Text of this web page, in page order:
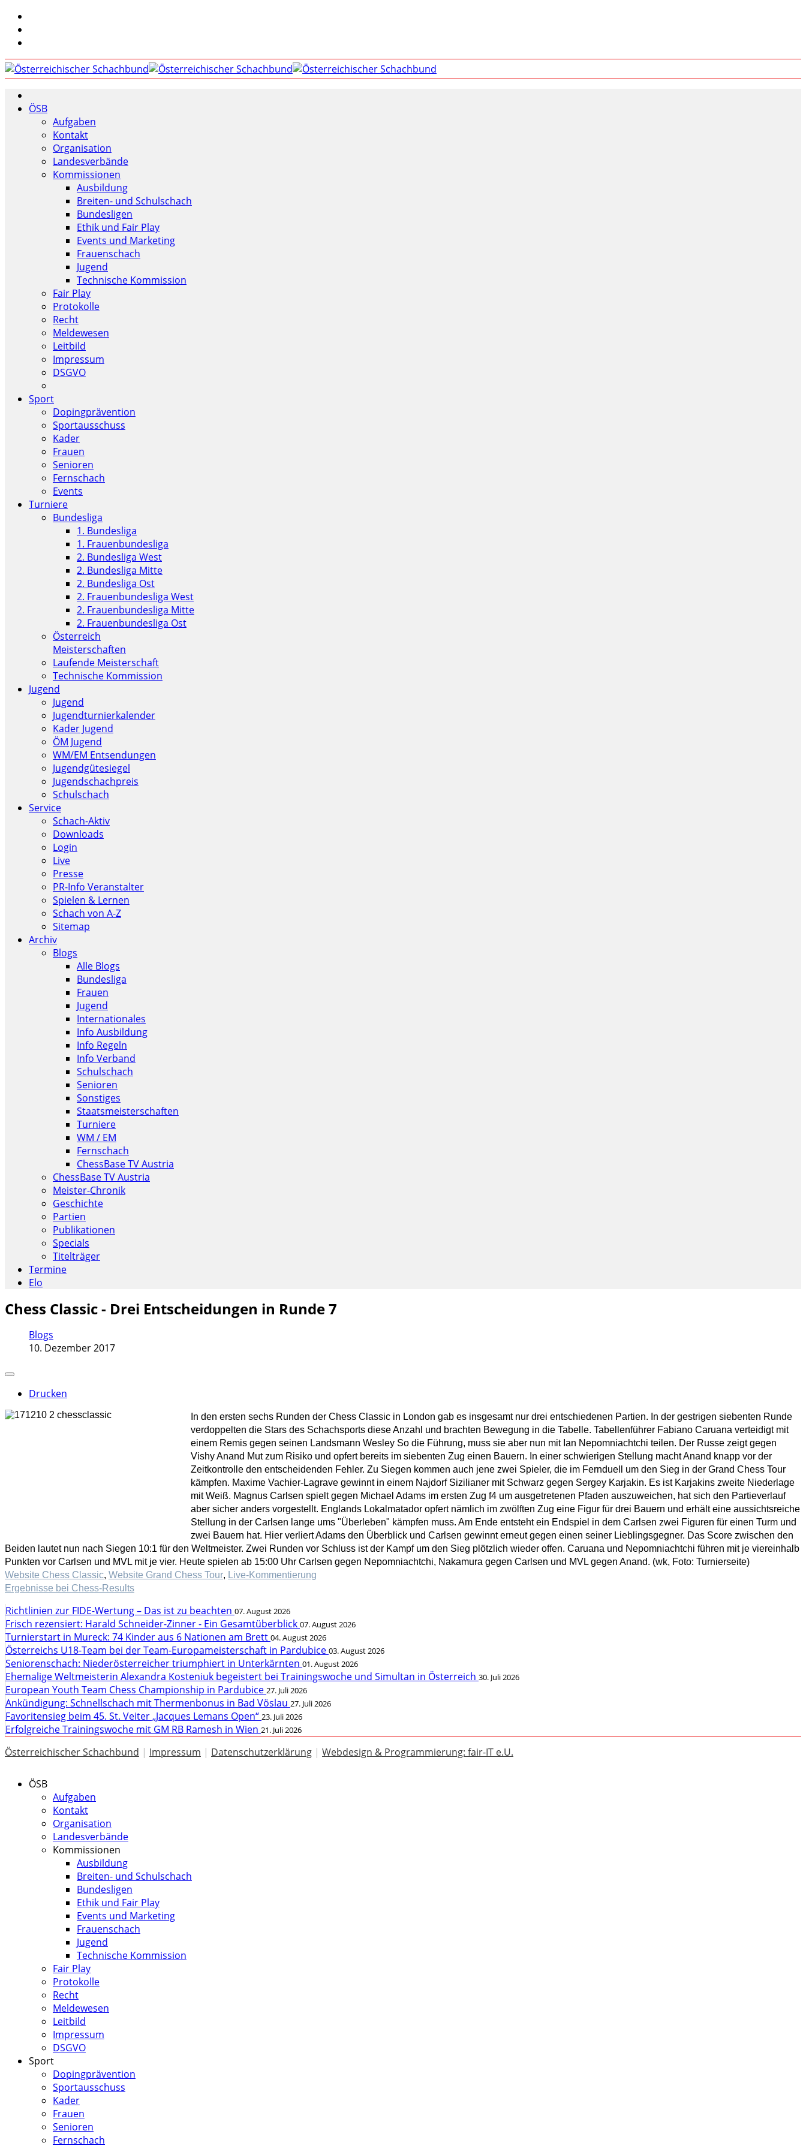
ÖSB
Aufgaben
Kontakt
Organisation
Landesverbände
Kommissionen
Ausbildung
Breiten- und Schulschach
Bundesligen
Ethik und Fair Play
Events und Marketing
Frauenschach
Jugend
Technische Kommission
Fair Play
Protokolle
Recht
Meldewesen
Leitbild
Impressum
DSGVO
Sport
Dopingprävention
Sportausschuss
Kader
Frauen
Senioren
Fernschach
Events
Turniere
Bundesliga
1. Bundesliga
1. Frauenbundesliga
2. Bundesliga West
2. Bundesliga Mitte
2. Bundesliga Ost
2. Frauenbundesliga West
2. Frauenbundesliga Mitte
2. Frauenbundesliga Ost
Österreich
Meisterschaften
Laufende Meisterschaft
Technische Kommission
Jugend
Jugend
Jugendturnierkalender
Kader Jugend
ÖM Jugend
WM/EM Entsendungen
Jugendgütesiegel
Jugendschachpreis
Schulschach
Service
Schach-Aktiv
Downloads
Login
Live
Presse
PR-Info Veranstalter
Spielen & Lernen
Schach von A-Z
Sitemap
Archiv
Blogs
Alle Blogs
Bundesliga
Frauen
Jugend
Internationales
Info Ausbildung
Info Regeln
Info Verband
Schulschach
Senioren
Sonstiges
Staatsmeisterschaften
Turniere
WM / EM
Fernschach
ChessBase TV Austria
ChessBase TV Austria
Meister-Chronik
Geschichte
Partien
Publikationen
Specials
Titelträger
Termine
Elo
Chess Classic - Drei Entscheidungen in Runde 7
Blogs
10. Dezember 2017
Drucken
In den ersten sechs Runden der Chess Classic in London gab es insgesamt nur drei entschiedenen Partien. In der gestrigen siebenten Runde
verdoppelten die Stars des Schachsports diese Anzahl und brachten Bewegung in die Tabelle. Tabellenführer Fabiano Caruana verteidigt mit
einem Remis gegen seinen Landsmann Wesley So die Führung, muss sie aber nun mit Ian Nepomniachtchi teilen. Der Russe zeigt gegen
Vishy Anand Mut zum Risiko und opfert bereits im siebenten Zug einen Bauern. In einer schwierigen Stellung macht Anand knapp vor der
Zeitkontrolle den entscheidenden Fehler. Zu Siegen kommen auch jene zwei Spieler, die im Fernduell um den Sieg in der Grand Chess Tour
kämpfen. Maxime Vachier-Lagrave gewinnt in einem Najdorf Sizilianer mit Schwarz gegen Sergey Karjakin. Es ist Karjakins zweite Niederlage
mit Weiß. Magnus Carlsen spielt gegen Michael Adams im ersten Zug f4 um ausgetretenen Pfaden auszuweichen, hat sich den Partieverlauf
aber sicher anders vorgestellt. Englands Lokalmatador opfert nämlich im zwölften Zug eine Figur für drei Bauern und erhält eine aussichtsreiche
Stellung in der Carlsen lange ums "Überleben" kämpfen muss. Am Ende entsteht ein Endspiel in dem Carlsen zwei Figuren für einen Turm und
zwei Bauern hat. Hier verliert Adams den Überblick und Carlsen gewinnt erneut gegen einen seiner Lieblingsgegner. Das Score zwischen den
Beiden lautet nun nach Siegen 10:1 für den Weltmeister. Zwei Runden vor Schluss ist der Kampf um den Sieg plötzlich wieder offen. Caruana und Nepomniachtchi führen mit je viereinhalb
Punkten vor Carlsen und MVL mit je vier. Heute spielen ab 15:00 Uhr Carlsen gegen Nepomniachtchi, Nakamura gegen Carlsen und MVL gegen Anand. (wk, Foto: Turnierseite)
Website Chess Classic, Website Grand Chess Tour, Live-Kommentierung
Ergebnisse bei Chess-Results
Richtlinien zur FIDE-Wertung – Das ist zu beachten 07. August 2026
Frisch rezensiert: Harald Schneider-Zinner - Ein Gesamtüberblick 07. August 2026
Turnierstart in Mureck: 74 Kinder aus 6 Nationen am Brett 04. August 2026
Österreichs U18-Team bei der Team-Europameisterschaft in Pardubice 03. August 2026
Seniorenschach: Niederösterreicher triumphiert in Unterkärnten 01. August 2026
Ehemalige Weltmeisterin Alexandra Kosteniuk begeistert bei Trainingswoche und Simultan in Österreich 30. Juli 2026
European Youth Team Chess Championship in Pardubice 27. Juli 2026
Ankündigung: Schnellschach mit Thermenbonus in Bad Vöslau 27. Juli 2026
Favoritensieg beim 45. St. Veiter „Jacques Lemans Open“ 23. Juli 2026
Erfolgreiche Trainingswoche mit GM RB Ramesh in Wien 21. Juli 2026
Österreichischer Schachbund | Impressum | Datenschutzerklärung | Webdesign & Programmierung: fair-IT e.U.
ÖSB
Aufgaben
Kontakt
Organisation
Landesverbände
Kommissionen
Ausbildung
Breiten- und Schulschach
Bundesligen
Ethik und Fair Play
Events und Marketing
Frauenschach
Jugend
Technische Kommission
Fair Play
Protokolle
Recht
Meldewesen
Leitbild
Impressum
DSGVO
Sport
Dopingprävention
Sportausschuss
Kader
Frauen
Senioren
Fernschach